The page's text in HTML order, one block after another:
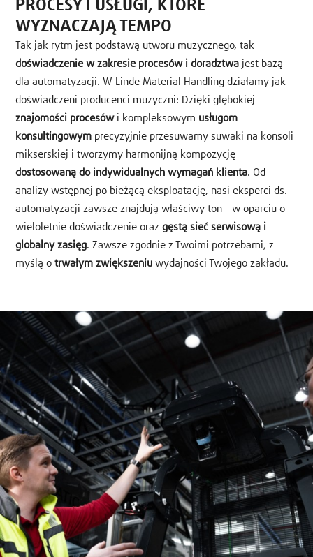
PROCESY I USŁUGI, KTÓRE
WYZNACZAJĄ TEMPO
Tak jak rytm jest podstawą utworu muzycznego, tak
doświadczenie w zakresie procesów i doradztwa jest bazą
dla automatyzacji. W Linde Material Handling działamy jak
doświadczeni producenci muzyczni: Dzięki głębokiej
znajomości procesówi kompleksowym usługom
konsultingowym precyzyjnie przesuwamy suwaki na konsoli
mikserskiej i tworzymy harmonijną kompozycję
dostosowaną do indywidualnych wymagań klienta. Od
analizy wstępnej po bieżącą eksploatację, nasi eksperci ds.
automatyzacji zawsze znajdują właściwy ton – w oparciu o
wieloletnie doświadczenie orazgęstą sieć serwisową i
globalny zasięg. Zawsze zgodnie z Twoimi potrzebami, z
myślą otrwałym zwiększeniu wydajności Twojego zakładu.